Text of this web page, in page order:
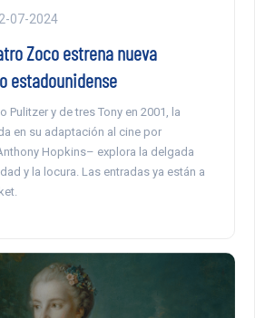
07-2024
Zoco estrena nueva
estadounidense
Pulitzer y de tres Tony en 2001, la
en su adaptación al cine por
Hopkins– explora la delgada
y la locura. Las entradas ya están a